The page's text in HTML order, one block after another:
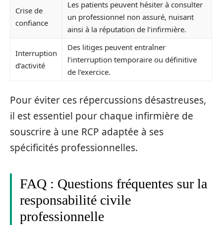
Crise de
confiance
Les patients peuvent hésiter à consulter
un professionnel non assuré, nuisant
ainsi à la réputation de l’infirmière.
Interruption
d’activité
Des litiges peuvent entraîner
l’interruption temporaire ou définitive
de l’exercice.
Pour éviter ces répercussions désastreuses,
il est essentiel pour chaque infirmière de
souscrire à une RCP adaptée à ses
spécificités professionnelles.
FAQ : Questions fréquentes sur la
responsabilité civile
professionnelle